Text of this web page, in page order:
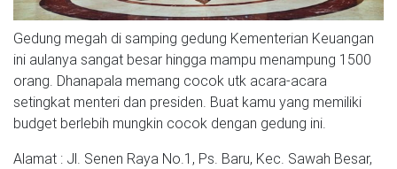
Gedung megah di samping gedung Kementerian Keuangan
ini aulanya sangat besar hingga mampu menampung 1500
orang. Dhanapala memang cocok utk acara-acara
setingkat menteri dan presiden. Buat kamu yang memiliki
budget berlebih mungkin cocok dengan gedung ini.
Alamat : Jl. Senen Raya No.1, Ps. Baru, Kec. Sawah Besar,